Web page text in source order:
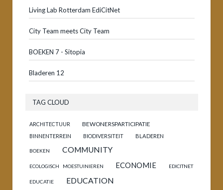
Living Lab Rotterdam EdiCitNet
City Team meets City Team
BOEKEN 7 - Sitopia
Bladeren 12
TAG CLOUD
ARCHITECTUUR BEWONERSPARTICIPATIE
BINNENTERREIN BIODIVERSITEIT BLADEREN
BOEKEN COMMUNITY
ECOLOGISCH MOESTUINIEREN ECONOMIE EDICITNET
EDUCATIE EDUCATION